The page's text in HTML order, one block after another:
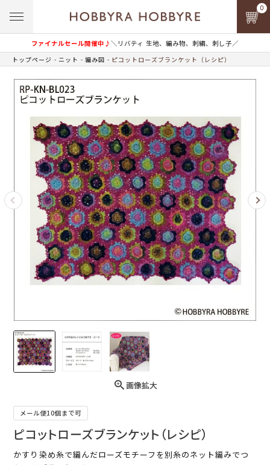
ファイナルセール開催中♪＼リバティ 生地、編み物、刺繍、刺し子／
0
トップページ ニット 編み図 ピコットローズブランケット（レシピ）
画像拡大
メール便10個まで可
ピコットローズブランケット（レシピ）
かすり染め糸で編んだローズモチーフを別糸のネット編みでつ